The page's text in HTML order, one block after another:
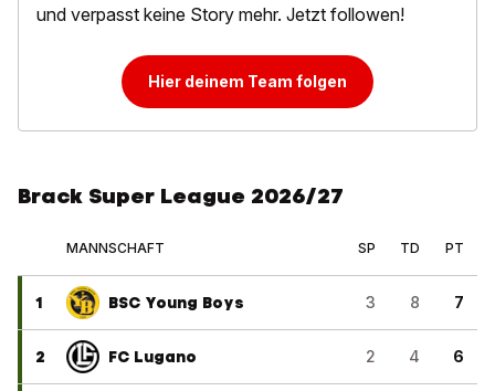
und verpasst keine Story mehr. Jetzt followen!
Hier deinem Team folgen
Brack Super League 2026/27
MANNSCHAFT SP TD PT
1 BSC Young Boys 3 8 7
2 FC Lugano 2 4 6